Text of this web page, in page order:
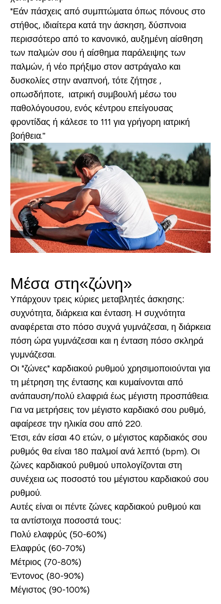
"Εάν πάσχεις από συμπτώματα όπως πόνους στο
στήθος, ιδιαίτερα κατά την άσκηση, δύσπνοια
περισσότερο από το κανονικό, αυξημένη αίσθηση
των παλμών σου ή αίσθημα παράλειψης των
παλμών, ή νέο πρήξιμο στον αστράγαλο και
δυσκολίες στην αναπνοή, τότε ζήτησε ,
οπωσδήποτε, ιατρική συμβουλή μέσω του
παθολόγουσου, ενός κέντρου επείγουσας
φροντίδας ή κάλεσε το 111 για γρήγορη ιατρική
βοήθεια.”
Μέσα στη«ζώνη»
Υπάρχουν τρεις κύριες μεταβλητές άσκησης:
συχνότητα, διάρκεια και ένταση. Η συχνότητα
αναφέρεται στο πόσο συχνά γυμνάζεσαι, η διάρκεια
πόση ώρα γυμνάζεσαι και η ένταση πόσο σκληρά
γυμνάζεσαι.
Οι "ζώνες" καρδιακού ρυθμού χρησιμοποιούνται για
τη μέτρηση της έντασης και κυμαίνονται από
ανάπαυση/πολύ ελαφριά έως μέγιστη προσπάθεια.
Για να μετρήσεις τον μέγιστο καρδιακό σου ρυθμό,
αφαίρεσε την ηλικία σου από 220.
Έτσι, εάν είσαι 40 ετών, ο μέγιστος καρδιακός σου
ρυθμός θα είναι 180 παλμοί ανά λεπτό (bpm). Οι
ζώνες καρδιακού ρυθμού υπολογίζονται στη
συνέχεια ως ποσοστό του μέγιστου καρδιακού σου
ρυθμού.
Αυτές είναι οι πέντε ζώνες καρδιακού ρυθμού και
τα αντίστοιχα ποσοστά τους:
Πολύ ελαφρύς (50-60%)
Ελαφρύς (60-70%)
Μέτριος (70-80%)
Έντονος (80-90%)
Μέγιστος (90-100%)